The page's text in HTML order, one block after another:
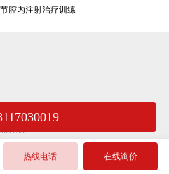
腔内注射治疗训练
热线电话 在线询价